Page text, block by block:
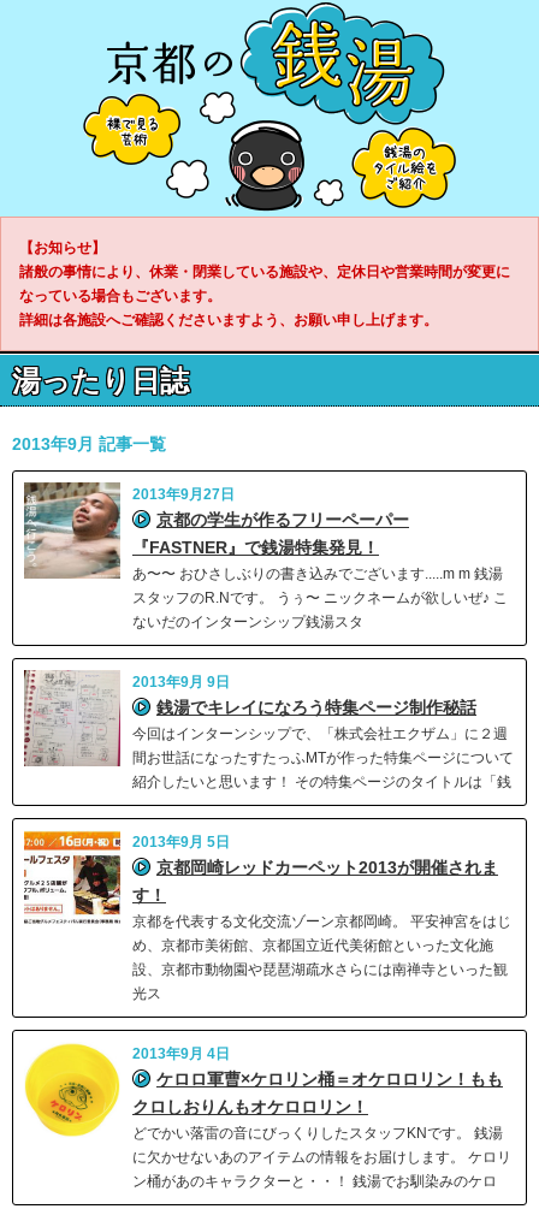
【お知らせ】
諸般の事情により、休業・閉業している施設や、定休日や営業時間が変更に
なっている場合もございます。
詳細は各施設へご確認くださいますよう、お願い申し上げます。
湯ったり日誌
2013年9月 記事一覧
2013年9月27日
京都の学生が作るフリーペーパー
『FASTNER』で銭湯特集発見！
あ〜〜 おひさしぶりの書き込みでございます.....m m 銭湯
スタッフのR.Nです。 うぅ〜 ニックネームが欲しいぜ♪ こ
ないだのインターンシップ銭湯スタ
2013年9月 9日
銭湯でキレイになろう特集ページ制作秘話
今回はインターンシップで、「株式会社エクザム」に２週
間お世話になったすたっふMTが作った特集ページについて
紹介したいと思います！ その特集ページのタイトルは「銭
2013年9月 5日
京都岡崎レッドカーペット2013が開催されま
す！
京都を代表する文化交流ゾーン京都岡崎。 平安神宮をはじ
め、京都市美術館、京都国立近代美術館といった文化施
設、京都市動物園や琵琶湖疏水さらには南禅寺といった観
光ス
2013年9月 4日
ケロロ軍曹×ケロリン桶＝オケロロリン！もも
クロしおりんもオケロロリン！
どでかい落雷の音にびっくりしたスタッフKNです。 銭湯
に欠かせないあのアイテムの情報をお届けします。 ケロリ
ン桶があのキャラクターと・・！ 銭湯でお馴染みのケロ